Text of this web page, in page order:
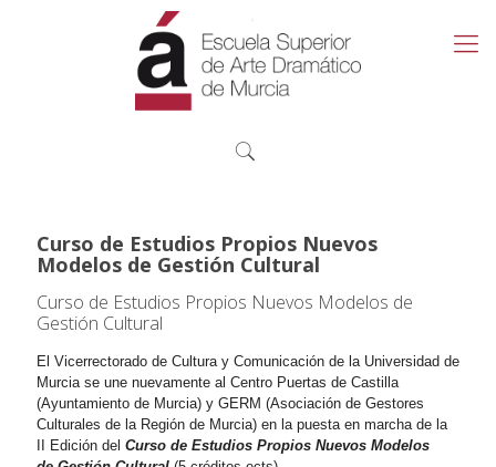
Curso de Estudios Propios Nuevos
Modelos de Gestión Cultural
Curso de Estudios Propios Nuevos Modelos de
Gestión Cultural
El Vicerrectorado de Cultura y Comunicación de la Universidad de
Murcia se une nuevamente al Centro Puertas de Castilla
(Ayuntamiento de Murcia) y GERM (Asociación de Gestores
Culturales de la Región de Murcia) en la puesta en marcha de la
II Edición del Curso de Estudios Propios Nuevos Modelos